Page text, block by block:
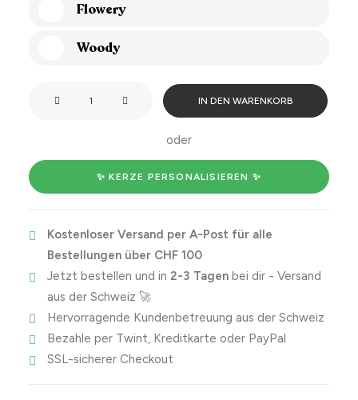
Flowery
Woody
plans
Menge
IN DEN WARENKORB
oder
✨ KERZE PERSONALISIEREN ✨
Kostenloser Versand per A-Post für alle
Bestellungen über CHF 100
Jetzt bestellen und in 2-3 Tagenbei dir - Versand
aus der Schweiz 🚀
Hervorragende Kundenbetreuung aus der Schweiz
Bezahle per Twint, Kreditkarte oder PayPal
SSL-sicherer Checkout